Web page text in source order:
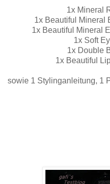
1x Mineral
1x Beautiful Mineral
1x Beautiful Mineral
1x Soft
1x Double
1x Beautiful
sowie 1 Stylinganleitung, 1